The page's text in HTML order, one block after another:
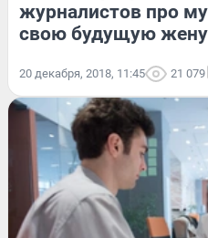
журналистов про
свою будущую жену
20 декабря, 2018, 11:45 21 079